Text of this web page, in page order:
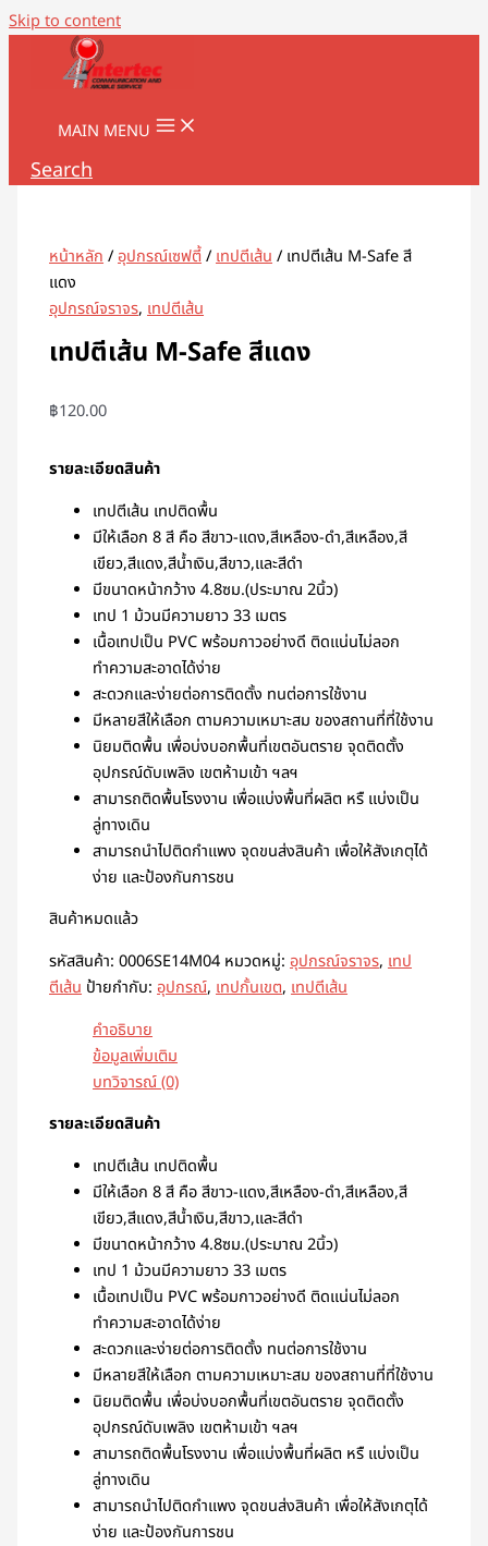
Skip to content
MAIN MENU
Search
หน้าหลัก/อุปกรณ์เซฟตี้/เทปตีเส้น/ เทปตีเส้น M-Safe สี
แดง
อุปกรณ์จราจร,เทปตีเส้น
เทปตีเส้น M-Safe สีแดง
฿120.00
รายละเอียดสินค้า
เทปตีเส้น เทปติดพื้น
มีให้เลือก 8 สี คือ สีขาว-แดง,สีเหลือง-ดำ,สีเหลือง,สี
เขียว,สีแดง,สีน้ำเงิน,สีขาว,และสีดำ
มีขนาดหน้ากว้าง 4.8ซม.(ประมาณ 2นิ้ว)
เทป 1 ม้วนมีความยาว 33 เมตร
เนื้อเทปเป็น PVC พร้อมกาวอย่างดี ติดแน่นไม่ลอก
ทำความสะอาดได้ง่าย
สะดวกและง่ายต่อการติดตั้ง ทนต่อการใช้งาน
มีหลายสีให้เลือก ตามความเหมาะสม ของสถานที่ที่ใช้งาน
นิยมติดพื้น เพื่อบ่งบอกพื้นที่เขตอันตราย จุดติดตั้ง
อุปกรณ์ดับเพลิง เขตห้ามเข้า ฯลฯ
สามารถติดพื้นโรงงาน เพื่อแบ่งพื้นที่ผลิต หรื แบ่งเป็น
ลู่ทางเดิน
สามารถนำไปติดกำแพง จุดขนส่งสินค้า เพื่อให้สังเกตุได้
ง่าย และป้องกันการชน
สินค้าหมดแล้ว
รหัสสินค้า:0006SE14M04 หมวดหมู่:อุปกรณ์จราจร,เทป
ตีเส้น ป้ายกำกับ:อุปกรณ์,เทปกั้นเขต,เทปตีเส้น
คำอธิบาย
ข้อมูลเพิ่มเติม
บทวิจารณ์ (0)
รายละเอียดสินค้า
เทปตีเส้น เทปติดพื้น
มีให้เลือก 8 สี คือ สีขาว-แดง,สีเหลือง-ดำ,สีเหลือง,สี
เขียว,สีแดง,สีน้ำเงิน,สีขาว,และสีดำ
มีขนาดหน้ากว้าง 4.8ซม.(ประมาณ 2นิ้ว)
เทป 1 ม้วนมีความยาว 33 เมตร
เนื้อเทปเป็น PVC พร้อมกาวอย่างดี ติดแน่นไม่ลอก
ทำความสะอาดได้ง่าย
สะดวกและง่ายต่อการติดตั้ง ทนต่อการใช้งาน
มีหลายสีให้เลือก ตามความเหมาะสม ของสถานที่ที่ใช้งาน
นิยมติดพื้น เพื่อบ่งบอกพื้นที่เขตอันตราย จุดติดตั้ง
อุปกรณ์ดับเพลิง เขตห้ามเข้า ฯลฯ
สามารถติดพื้นโรงงาน เพื่อแบ่งพื้นที่ผลิต หรื แบ่งเป็น
ลู่ทางเดิน
สามารถนำไปติดกำแพง จุดขนส่งสินค้า เพื่อให้สังเกตุได้
ง่าย และป้องกันการชน